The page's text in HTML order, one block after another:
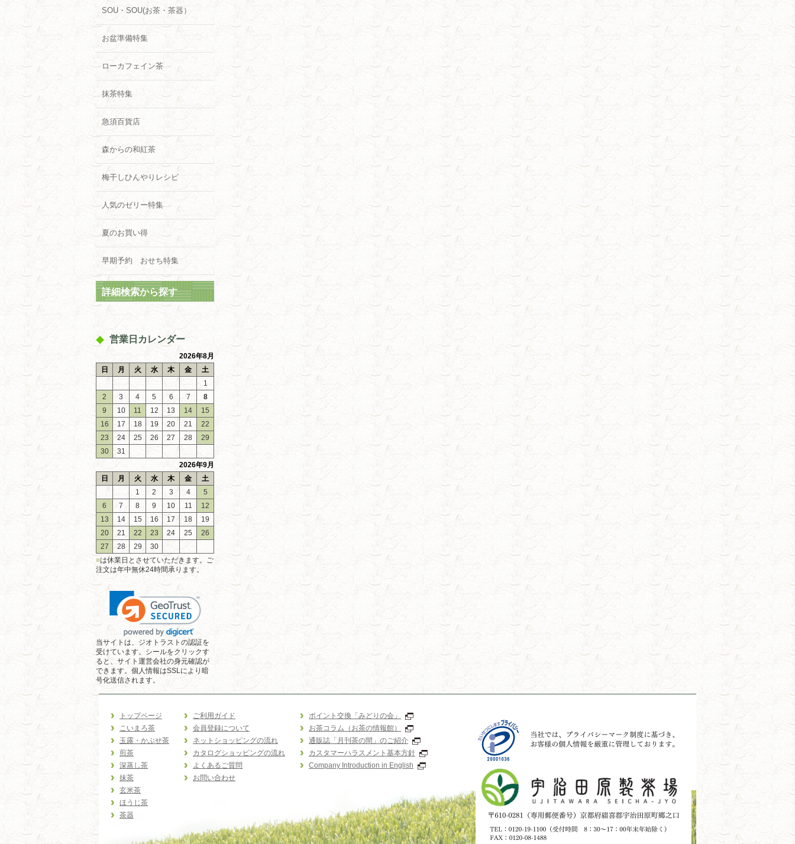
SOU・SOU(お茶・茶器）
お盆準備特集
ローカフェイン茶
抹茶特集
急須百貨店
森からの和紅茶
梅干しひんやりレシピ
人気のゼリー特集
夏のお買い得
早期予約 おせち特集
詳細検索から探す
営業日カレンダー
2026年8月
日
月 火 水 木 金
土
1
2
3 4 5 6 7
8
9
10 11 12 13 14
15
16
17 18 19 20 21
22
23
24 25 26 27 28
29
30
31
2026年9月
日
月 火 水 木 金
土
1
2 3 4
5
6
7 8 9 10 11
12
13
14 15 16 17 18
19
20
21 22 23 24 25
26
27
28 29
30
■は休業日とさせていただきます。ご
注文は年中無休24時間承ります。
当サイトは、ジオトラストの認証を
受けています。シールをクリックす
ると、サイト運営会社の身元確認が
できます。個人情報はSSLにより暗
号化送信されます。
トップページ
こいまろ茶
玉露・かぶせ茶
煎茶
深蒸し茶
抹茶
玄米茶
ほうじ茶
茶器
ご利用ガイド
会員登録について
ネットショッピングの流れ
カタログショッピングの流れ
よくあるご質問
お問い合わせ
ポイント交換「みどりの会」
お茶コラム（お茶の情報館）
通販誌「月刊茶の間」のご紹介
カスタマーハラスメント基本方針
Company Introduction in English